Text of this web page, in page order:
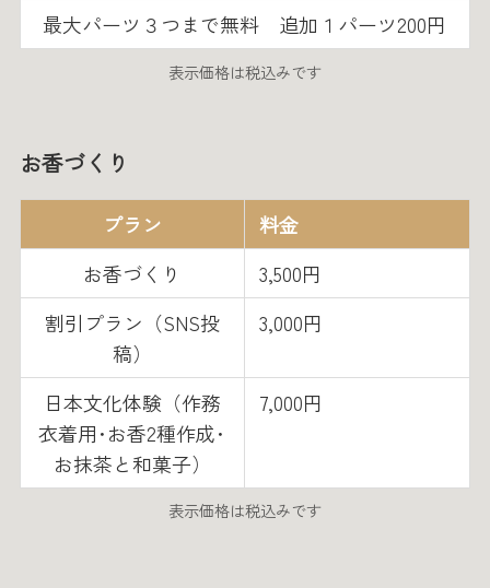
最大パーツ３つまで無料 追加１パーツ200円
表示価格は税込みです
お香づくり
プラン
料金
お香づくり
3,500円
割引プラン（SNS投
稿）
3,000円
日本文化体験（作務
衣着用･お香2種作成･
お抹茶と和菓子）
7,000円
表示価格は税込みです